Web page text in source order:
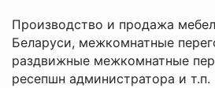
Производство и продажа
Беларуси, межкомнатные
раздвижные межкомнатные
ресепшн администратора и т.п.